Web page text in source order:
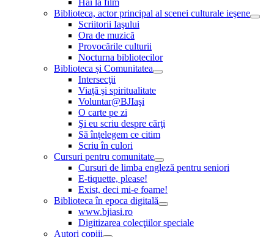
Hai la film
Biblioteca, actor principal al scenei culturale ieşene
Scriitorii Iaşului
Ora de muzică
Provocările culturii
Nocturna bibliotecilor
Biblioteca și Comunitatea
Intersecţii
Viaţă şi spiritualitate
Voluntar@BJIaşi
O carte pe zi
Şi eu scriu despre cărţi
Să înţelegem ce citim
Scriu în culori
Cursuri pentru comunitate
Cursuri de limba engleză pentru seniori
E-tiquette, please!
Exist, deci mi-e foame!
Biblioteca în epoca digitală
www.bjiasi.ro
Digitizarea colecţiilor speciale
Autori copiii